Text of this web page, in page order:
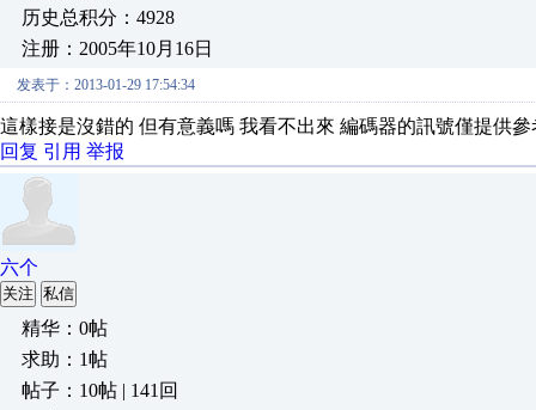
历史总积分：4928
注册：2005年10月16日
发表于：2013-01-29 17:54:34
這樣接是沒錯的 但有意義嗎 我看不出來 編碼器的訊號僅提供
回复 引用 举报
六个
关注 私信
精华：0帖
求助：1帖
帖子：10帖 | 141回